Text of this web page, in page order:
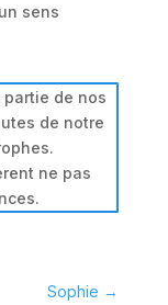
sens
partie de nos
de notre
ne pas
Sophie →